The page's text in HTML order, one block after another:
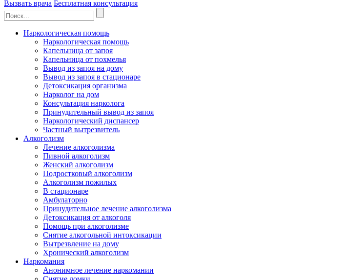
Вызвать врача Бесплатная консультация
Наркологическая помощь
Наркологическая помощь
Капельница от запоя
Капельница от похмелья
Вывод из запоя на дому
Вывод из запоя в стационаре
Детоксикация организма
Нарколог на дом
Консультация нарколога
Принудительный вывод из запоя
Наркологический диспансер
Частный вытрезвитель
Алкоголизм
Лечение алкоголизма
Пивной алкоголизм
Женский алкоголизм
Подростковый алкоголизм
Алкоголизм пожилых
В стационаре
Амбулаторно
Принудительное лечение алкоголизма
Детоксикация от алкоголя
Помощь при алкоголизме
Снятие алкогольной интоксикации
Вытрезвление на дому
Хронический алкоголизм
Наркомания
Анонимное лечение наркомании